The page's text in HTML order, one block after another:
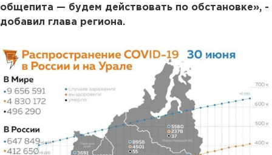
общепита — будем действовать по обстановке», -
добавил глава региона.